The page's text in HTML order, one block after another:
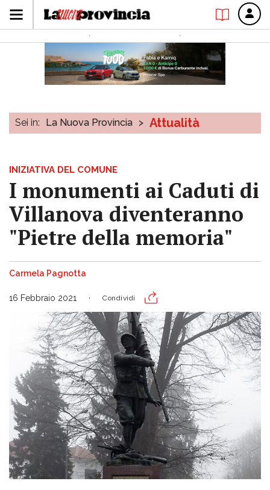
Sei in: La Nuova Provincia > Attualità
INIZIATIVA DEL COMUNE
I monumenti ai Caduti di
Villanova diventeranno
"Pietre della memoria"
Carmela Pagnotta
16 Febbraio 2021 Condividi